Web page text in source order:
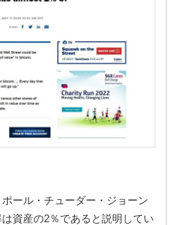
ール・チューダー・ジョーン
資産の2％であると説明してい